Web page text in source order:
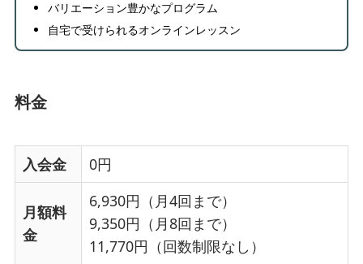
バリエーション豊かなプログラム
自宅で受けられるオンラインレッスン
料金
入会金 0円
月額料
金
6,930円（月4回まで）
9,350円（月8回まで）
11,770円（回数制限なし）